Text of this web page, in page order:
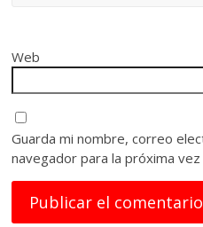
Web
Guarda mi nombre, correo
navegador para la próxima